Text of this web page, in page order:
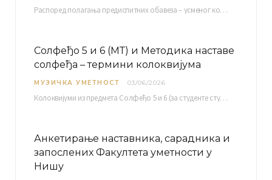
Распоред полагaња предиспитних обавеза – усменог колоквијума и теста из слушања музике – објављен је…
Солфеђо 5 и 6 (МТ) и Методика наставе
солфеђа – термини колоквијума
МУЗИЧКА УМЕТНОСТ 03/06/2026
Колоквијуми из предмета Солфеђо 5 и 6 (за студенте студијског програма Музичка теорија) и Методика…
Анкетирање наставника, сарадника и
запослених Факултета уметности у
Нишу